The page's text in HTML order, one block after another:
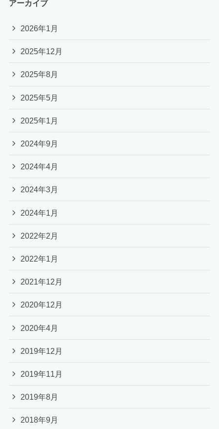
アーカイブ
2026年1月
2025年12月
2025年8月
2025年5月
2025年1月
2024年9月
2024年4月
2024年3月
2024年1月
2022年2月
2022年1月
2021年12月
2020年12月
2020年4月
2019年12月
2019年11月
2019年8月
2018年9月